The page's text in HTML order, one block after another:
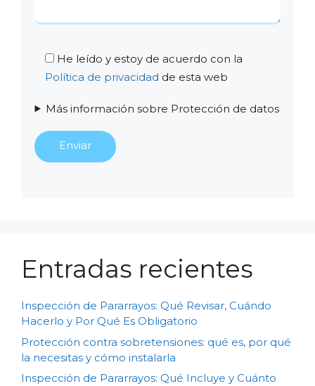
He leído y estoy de acuerdo con la
Política de privacidad de esta web
Más información sobre Protección de datos
Entradas recientes
Inspección de Pararrayos: Qué Revisar, Cuándo
Hacerlo y Por Qué Es Obligatorio
Protección contra sobretensiones: qué es, por qué
la necesitas y cómo instalarla
Inspección de Pararrayos: Qué Incluye y Cuánto